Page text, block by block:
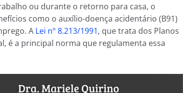
ou durante o retorno para casa, o
como o auxílio-doença acidentário (B91)
A Lei nº 8.213/1991, que trata dos Planos
é a principal norma que regulamenta essa